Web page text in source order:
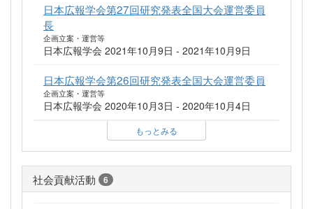
日本広報学会第27回研究発表全国大会運営委員
長
企画立案・運営等
日本広報学会 2021年10月9日 - 2021年10月9日
日本広報学会第26回研究発表全国大会運営委員
企画立案・運営等
日本広報学会 2020年10月3日 - 2020年10月4日
もっとみる
社会貢献活動 6